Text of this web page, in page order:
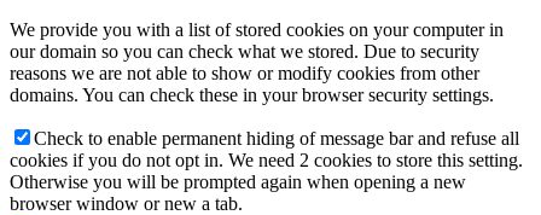
We provide you with a list of stored cookies on your computer in
our domain so you can check what we stored. Due to security
reasons we are not able to show or modify cookies from other
domains. You can check these in your browser security settings.
Check to enable permanent hiding of message bar and refuse all
cookies if you do not opt in. We need 2 cookies to store this setting.
Otherwise you will be prompted again when opening a new
browser window or new a tab.